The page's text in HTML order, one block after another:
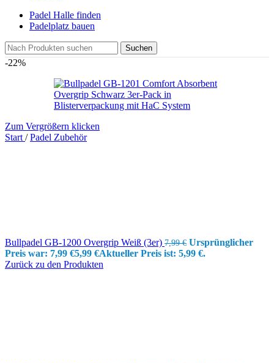
Padel Halle finden
Padelplatz bauen
Suchen
-22%
Zum Vergrößern klicken
Start / Padel Zubehör
Bullpadel GB-1200 Overgrip Weiß (3er) 7,99€ Ursprünglicher
Preis war: 7,99 €5,99 €Aktueller Preis ist: 5,99 €.
Zurück zu den Produkten